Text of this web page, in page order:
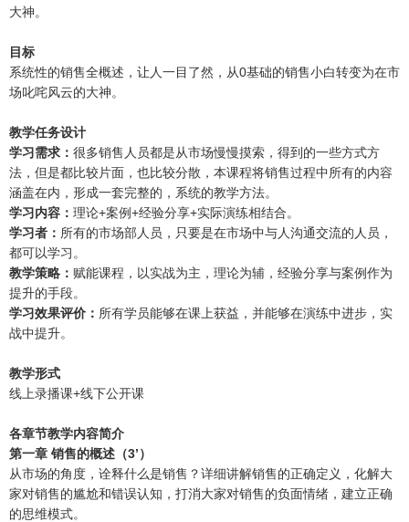
大神。
目标
系统性的销售全概述，让人一目了然，从0基础的销售小白转变为在市
场叱咤风云的大神。
教学任务设计
学习需求： 很多销售人员都是从市场慢慢摸索，得到的一些方式方
法，但是都比较片面，也比较分散，本课程将销售过程中所有的内容
涵盖在内，形成一套完整的，系统的教学方法。
学习内容： 理论+案例+经验分享+实际演练相结合。
学习者： 所有的市场部人员，只要是在市场中与人沟通交流的人员，
都可以学习。
教学策略： 赋能课程，以实战为主，理论为辅，经验分享与案例作为
提升的手段。
学习效果评价： 所有学员能够在课上获益，并能够在演练中进步，实
战中提升。
教学形式
线上录播课+线下公开课
各章节教学内容简介
第一章 销售的概述（3’）
从市场的角度，诠释什么是销售？详细讲解销售的正确定义，化解大
家对销售的尴尬和错误认知，打消大家对销售的负面情绪，建立正确
的思维模式。